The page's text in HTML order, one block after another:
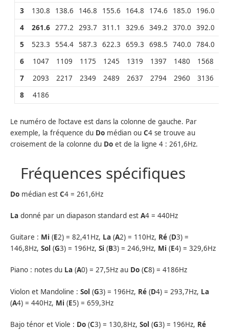
3
130.8 138.6 146.8 155.6 164.8 174.6 185.0 196.0
4
261.6 277.2 293.7 311.1 329.6 349.2 370.0 392.0
5
523.3 554.4 587.3 622.3 659.3 698.5 740.0 784.0
6
1047 1109 1175 1245 1319 1397 1480 1568
7
2093 2217 2349 2489 2637 2794 2960 3136
8
4186
Le numéro de l’octave est dans la colonne de gauche. Par
exemple, la fréquence du Do médian ouC4 se trouve au
croisement de la colonne du Do et de la ligne 4 : 261,6Hz.
Fréquences spécifiques
Do médian estC4 = 261,6Hz
La donné par un diapason standard estA4 = 440Hz
Guitare : Mi (E2) = 82,41Hz, La (A2) = 110Hz, Ré (D3) =
146,8Hz,Sol (G3) = 196Hz,Si (B3) = 246,9Hz, Mi (E4) = 329,6Hz
Piano : notes du La (A0) = 27,5Hz au Do (C8) = 4186Hz
Violon et Mandoline :Sol (G3) = 196Hz, Ré (D4) = 293,7Hz, La
(A4) = 440Hz, Mi (E5) = 659,3Hz
Bajo ténor et Viole : Do (C3) = 130,8Hz,Sol (G3) = 196Hz, Ré